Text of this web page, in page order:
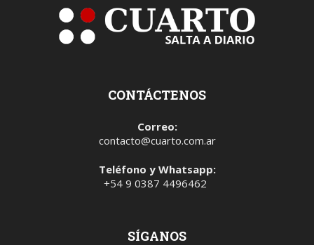
CONTÁCTENOS
Correo:
contacto@cuarto.com.ar
Teléfono y Whatsapp:
+54 9 0387 4496462
SÍGANOS